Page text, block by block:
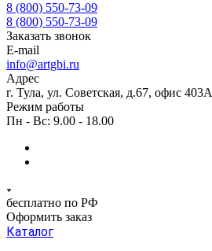
8 (800) 550-73-09
8 (800) 550-73-09
Заказать звонок
E-mail
info@artgbi.ru
Адрес
г. Тула, ул. Советская, д.67, офис 403А
Режим работы
Пн - Вс: 9.00 - 18.00
бесплатно по РФ
Оформить заказ
Каталог